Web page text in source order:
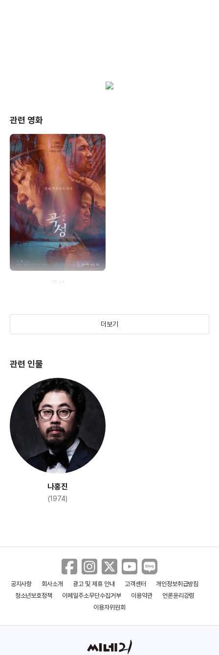
관련 영화
곡성
더보기
관련 인물
나홍진
(1974)
공지사항 회사소개 광고 및 제휴 안내 고객센터
개인정보취급방침
청소년보호정책
이메일주소무단수집거부 이용약관
언론윤리강령
이용자위원회